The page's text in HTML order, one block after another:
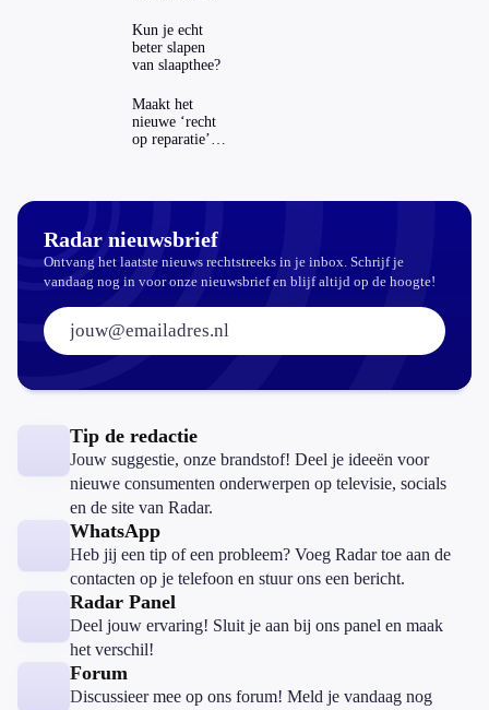
ING-app: is dat
wel veilig?
Kun je echt
beter slapen
van slaapthee?
Maakt het
nieuwe ‘recht
op reparatie’
Radar nieuwsbrief
Ontvang het laatste nieuws rechtstreeks in je inbox. Schrijf je
vandaag nog in voor onze nieuwsbrief en blijf altijd op de hoogte!
E-mailadres:
Tip de redactie
Jouw suggestie, onze brandstof! Deel je ideeën voor
nieuwe consumenten onderwerpen op televisie, socials
en de site van Radar.
WhatsApp
Heb jij een tip of een probleem? Voeg Radar toe aan de
contacten op je telefoon en stuur ons een bericht.
Radar Panel
Deel jouw ervaring! Sluit je aan bij ons panel en maak
het verschil!
Forum
Discussieer mee op ons forum! Meld je vandaag nog